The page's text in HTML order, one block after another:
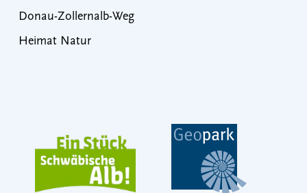
Donau-Zollernalb-Weg
Heimat Natur